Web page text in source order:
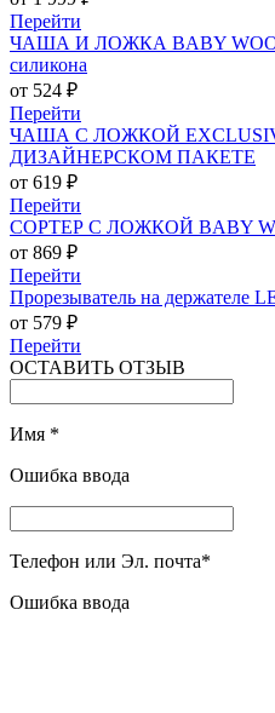
Перейти
ЧАША И ЛОЖКА BABY
силикона
от 524 ₽
Перейти
ЧАША С ЛОЖКОЙ
ДИЗАЙНЕРСКОМ ПАКЕТЕ
от 619 ₽
Перейти
СОРТЕР С ЛОЖКОЙ BABY
от 869 ₽
Перейти
Прорезыватель на держателе
от 579 ₽
Перейти
ОСТАВИТЬ ОТЗЫВ
Имя *
Ошибка ввода
Телефон или Эл. почта*
Ошибка ввода